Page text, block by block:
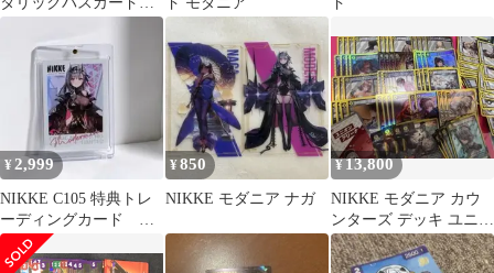
ット
¥2,999
NIKKE C105 特典トレ
ーディングカード モ
ダニア ②
¥850
NIKKE モダニア ナガ
¥13,800
NIKKE モダニア カウ
ンターズ デッキ ユニチ
ケプロモ入 調整パーツ
付き！